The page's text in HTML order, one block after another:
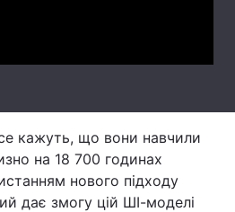
кажуть, що вони навчили
на 18 700 годинах
нового підходу
дає змогу цій ШІ-моделі